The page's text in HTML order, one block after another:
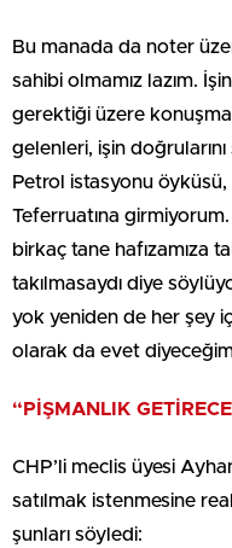
Bu manada da noter
sahibi olmamız lazım.
gerektiği üzere
gelenleri, işin
Petrol istasyonu
Teferruatına
birkaç tane hafızamıza
takılmasaydı diye
yok yeniden de her şey
olarak da evet
“PİŞMANLIK
CHP’li meclis üyesi
satılmak istenmesine
şunları söyledi: